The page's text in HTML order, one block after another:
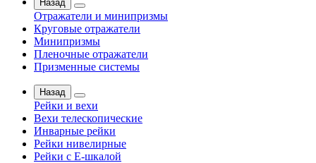
Назад
Отражатели и минипризмы
Круговые отражатели
Минипризмы
Пленочные отражатели
Призменные системы
Назад
Рейки и вехи
Вехи телескопические
Инварные рейки
Рейки нивелирные
Рейки с Е-шкалой